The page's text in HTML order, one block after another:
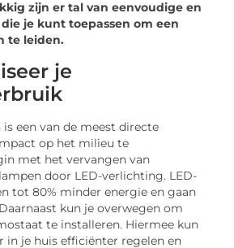
zijn er tal van eenvoudige en
je kunt toepassen om een
te leiden.
je
is een van de meest directe
op het milieu te
met het vervangen van
door LED-verlichting. LED-
tot 80% minder energie en gaan
kun je overwegen om
te installeren. Hiermee kun
in je huis efficiënter regelen en